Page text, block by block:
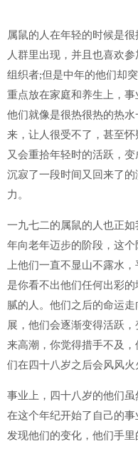
属鼠的人在年轻的时候是
人群里出现，并且也喜欢
组织者;但是中年的他们却
重点放在家庭和养生上，
他们就像是很热很热的热
来，让人很受不了，甚至
又会重拾年轻时的活跃，
沉寂了一段时间又回来了
力。
一九七二的属鼠的人也正
年向老年迈步的阶段，这
上他们一直不显山不露水
是你看不出他们任何出彩
腻的人。他们之后的命运
展，他们会逐渐变得活跃
来高潮，你觉得措手不及
们在四十八岁之后会风风火
事业上，四十八岁的他们
在这个年纪开始了自己的
发现他们的变化，他们手